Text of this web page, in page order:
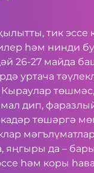
тик
һәм нинди
26-27 майда
уртача
дип,
кадәр төшәргә
яңгыры да –
һәм коры